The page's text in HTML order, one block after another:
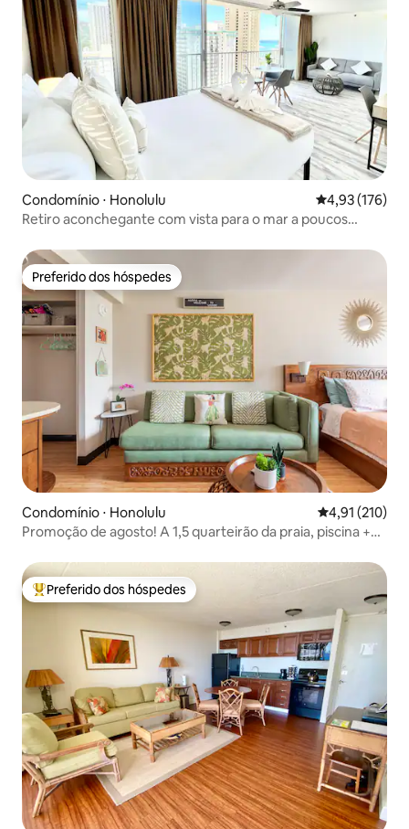
Condomínio ⋅ Honolulu 4,93 de uma
4,93 (176)
Retiro aconchegante com vista para o mar a poucos
Preferido dos hóspedes
Preferido dos hóspedes
Condomínio ⋅ Honolulu 4,91 de uma
4,91 (210)
Promoção de agosto! A 1,5 quarteirão da praia, piscina +
Entre os melhores preferidos dos hóspedes
Preferido dos hóspedes